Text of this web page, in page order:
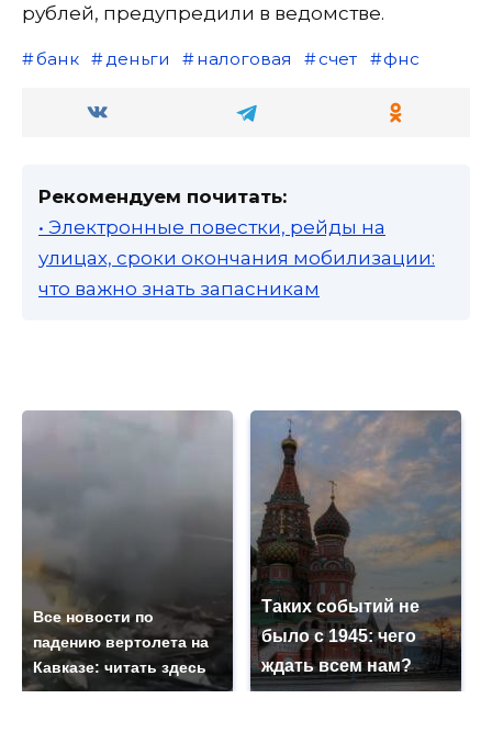
рублей, предупредили в ведомстве.
банк деньги налоговая счет фнс
Рекомендуем почитать:
• Электронные повестки, рейды на
улицах, сроки окончания мобилизации:
что важно знать запасникам
Все новости по
падению вертолета на
Кавказе: читать здесь
Таких событий не
было с 1945: чего
ждать всем нам?